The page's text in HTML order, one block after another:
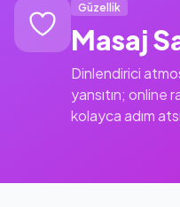
Güzellik
Masaj
Dinlendirici
yansıtın; online
kolayca adım